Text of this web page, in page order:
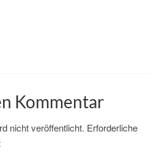
Kommentar
nicht veröffentlicht. Erforderliche